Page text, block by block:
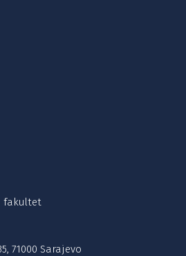
fakultet
71000 Sarajevo